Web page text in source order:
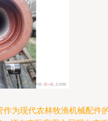
为现代农林牧渔机械配件